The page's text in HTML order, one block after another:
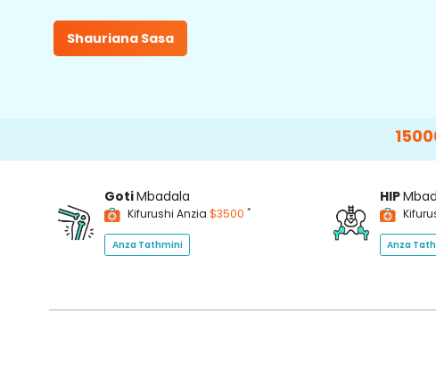
Shauriana Sasa
GotiMbadala
Kifurushi Anzia $3500 *
Anza Tathmini
HIP
Anza